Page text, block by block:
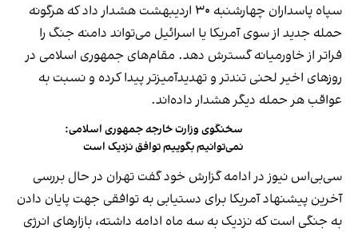
سپاه پاسداران چهارشنبه ۳۰ اردیبهشت هشدار داد که هرگونه
حمله جدید از سوی آمریکا یا اسرائیل می‌تواند دامنه جنگ را
فراتر از خاورمیانه گسترش دهد. مقام‌های جمهوری اسلامی در
روزهای اخیر لحنی تندتر و تهدید‌آمیزتر پیدا کرده و نسبت به
عواقب هر حمله دیگر هشدار داده‌اند.
سخنگوی وزارت خارجه جمهوری اسلامی:
نمی‌توانیم بگوییم توافق نزدیک است
سی‌بی‌اس نیوز در ادامه گزارش خود گفت تهران در حال بررسی
آخرین پیشنهاد آمریکا برای دستیابی به توافقی جهت پایان دادن
به جنگی است که نزدیک به سه ماه ادامه داشته، بازارهای انرژی